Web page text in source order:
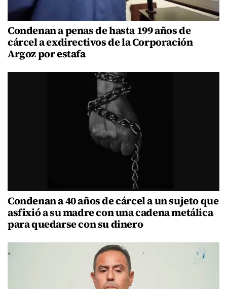
Condenan a penas de hasta 199 años de
cárcel a exdirectivos de la Corporación
Argoz por estafa
Condenan a 40 años de cárcel a un sujeto que
asfixió a su madre con una cadena metálica
para quedarse con su dinero